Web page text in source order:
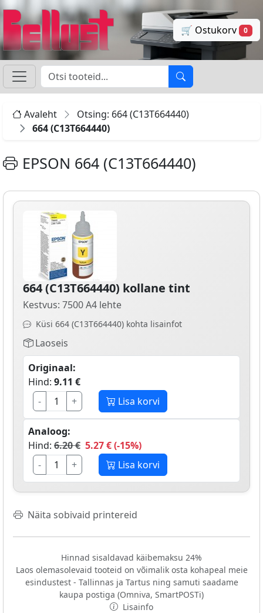
🛒 Ostukorv 0
Avaleht
Otsing: 664 (C13T664440)
664 (C13T664440)
EPSON 664 (C13T664440)
664 (C13T664440) kollane tint
Kestvus: 7500 A4 lehte
Küsi 664 (C13T664440) kohta lisainfot
Laoseis
Originaal:
Hind: 9.11 €
-
+ Lisa korvi
Analoog:
Hind: 6.20 € 5.27 € (-15%)
-
+ Lisa korvi
Näita sobivaid printereid
Hinnad sisaldavad käibemaksu 24%
Laos olemasolevaid tooteid on võimalik osta kohapeal meie
esindustest - Tallinnas ja Tartus ning samuti saadame
kaupa postiga (Omniva, SmartPOSTi)
Lisainfo